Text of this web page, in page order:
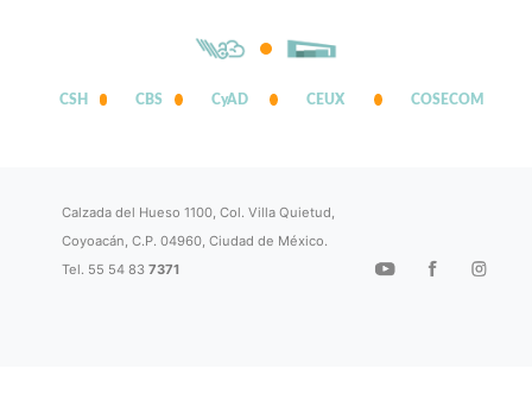
CSH CBS CyAD CEUX COSECOM
Calzada del Hueso 1100, Col. Villa Quietud,
Coyoacán, C.P. 04960, Ciudad de México.
Tel. 55 54 837371